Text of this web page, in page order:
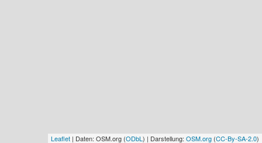
Leaflet | Daten: OSM.org (ODbL ) | Darstellung: OSM.org (CC-By-SA-2.0)